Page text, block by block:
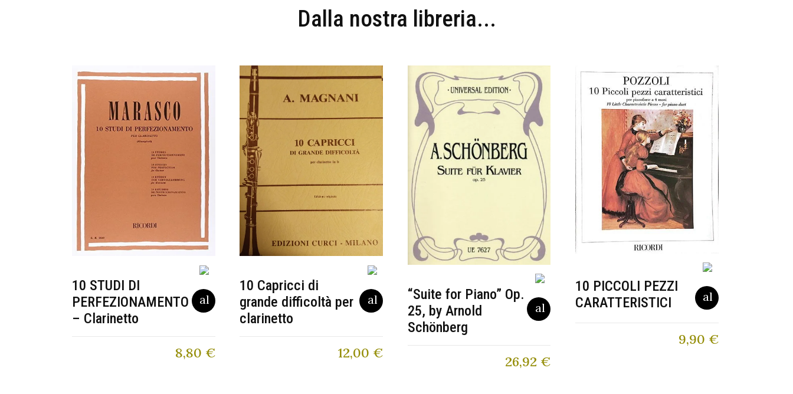
Dalla nostra libreria...
10 STUDI DI
PERFEZIONAMENTO
– Clarinetto
8,80 €
10 Capricci di
grande difficoltà per
clarinetto
12,00 €
“Suite for Piano” Op.
25, by Arnold
Schönberg
26,92 €
10 PICCOLI PEZZI
CARATTERISTICI
9,90 €